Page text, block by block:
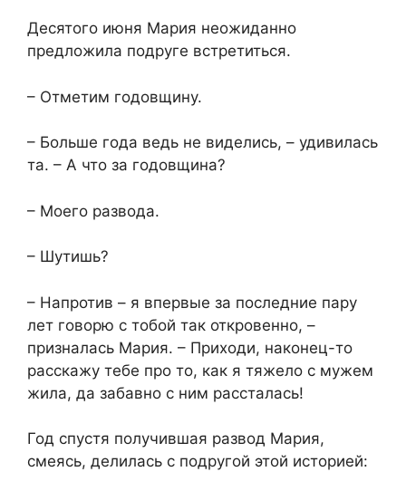
Десятого июня Мария неожиданно
предложила подруге встретиться.
– Отметим годовщину.
– Больше года ведь не виделись, – удивилась
та. – А что за годовщина?
– Моего развода.
– Шутишь?
– Напротив – я впервые за последние пару
лет говорю с тобой так откровенно, –
призналась Мария. – Приходи, наконец-то
расскажу тебе про то, как я тяжело с мужем
жила, да забавно с ним рассталась!
Год спустя получившая развод Мария,
смеясь, делилась с подругой этой историей: